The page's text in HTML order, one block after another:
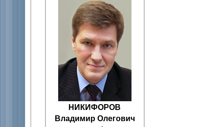
НИКИФОРОВ
Владимир Олегович